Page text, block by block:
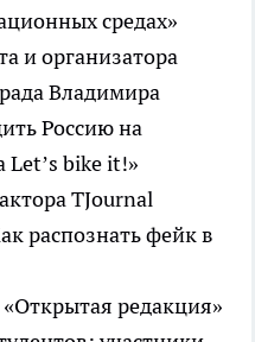
средах»
и организатора
Владимира
Россию на
Let’s bike it!»
TJournal
распознать фейк в
редакция»